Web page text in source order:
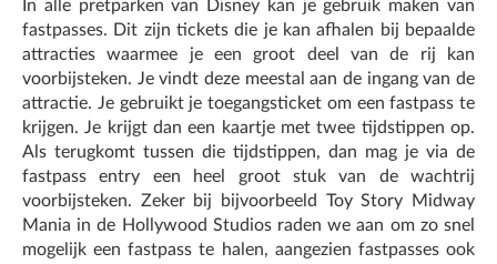
In alle pretparken van Disney kan je gebruik maken van
fastpasses. Dit zijn tickets die je kan afhalen bij bepaalde
attracties waarmee je een groot deel van de rij kan
voorbijsteken. Je vindt deze meestal aan de ingang van de
attractie. Je gebruikt je toegangsticket om een fastpass te
krijgen. Je krijgt dan een kaartje met twee tijdstippen op.
Als terugkomt tussen die tijdstippen, dan mag je via de
fastpass entry een heel groot stuk van de wachtrij
voorbijsteken. Zeker bij bijvoorbeeld Toy Story Midway
Mania in de Hollywood Studios raden we aan om zo snel
mogelijk een fastpass te halen, aangezien fastpasses ook